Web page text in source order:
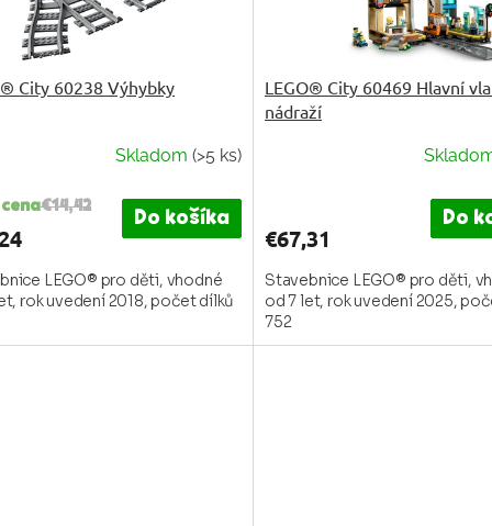
City 60238 Výhybky
Skladom (>5 ks)
€14,42
cena
Do košíka
LEGO® pro děti, vhodné
rok uvedení 2018, počet dílků
LEGO® City 60469 Hlavní
nádraží
je
z
5
hviezdičiek.
€67,31
Do
Stavebnice LEGO® pro děti,
od 7 let, rok uvedení 2025,
752